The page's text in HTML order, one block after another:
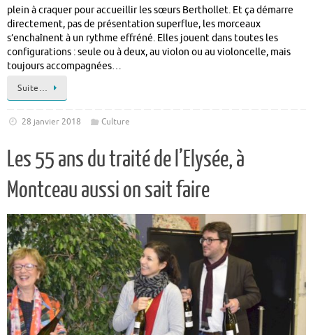
plein à craquer pour accueillir les sœurs Berthollet. Et ça démarre
directement, pas de présentation superflue, les morceaux
s’enchaînent à un rythme effréné. Elles jouent dans toutes les
configurations : seule ou à deux, au violon ou au violoncelle, mais
toujours accompagnées…
Suite…
28 janvier 2018 Culture
Les 55 ans du traité de l’Elysée, à
Montceau aussi on sait faire